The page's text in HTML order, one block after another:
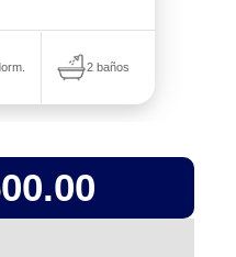
2 baños